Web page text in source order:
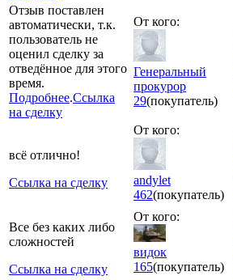
Отзыв поставлен
автоматически, т.к.
пользователь не
оценил сделку за
отведённое для этого
время.
Подробнее.Ссылка
на сделку
От кого:
Генеральный
прокурор
29(покупатель)
всё отлично!
Ссылка на сделку
От кого:
andylet
462(покупатель)
Все без каких либо
сложностей
Ссылка на сделку
От кого:
видок
165(покупатель)